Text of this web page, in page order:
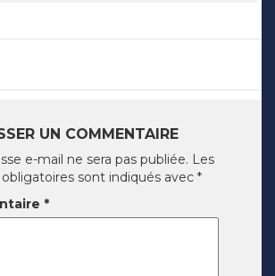
UN COMMENTAIRE
e-mail ne sera pas publiée. Les
sont indiqués avec *
*